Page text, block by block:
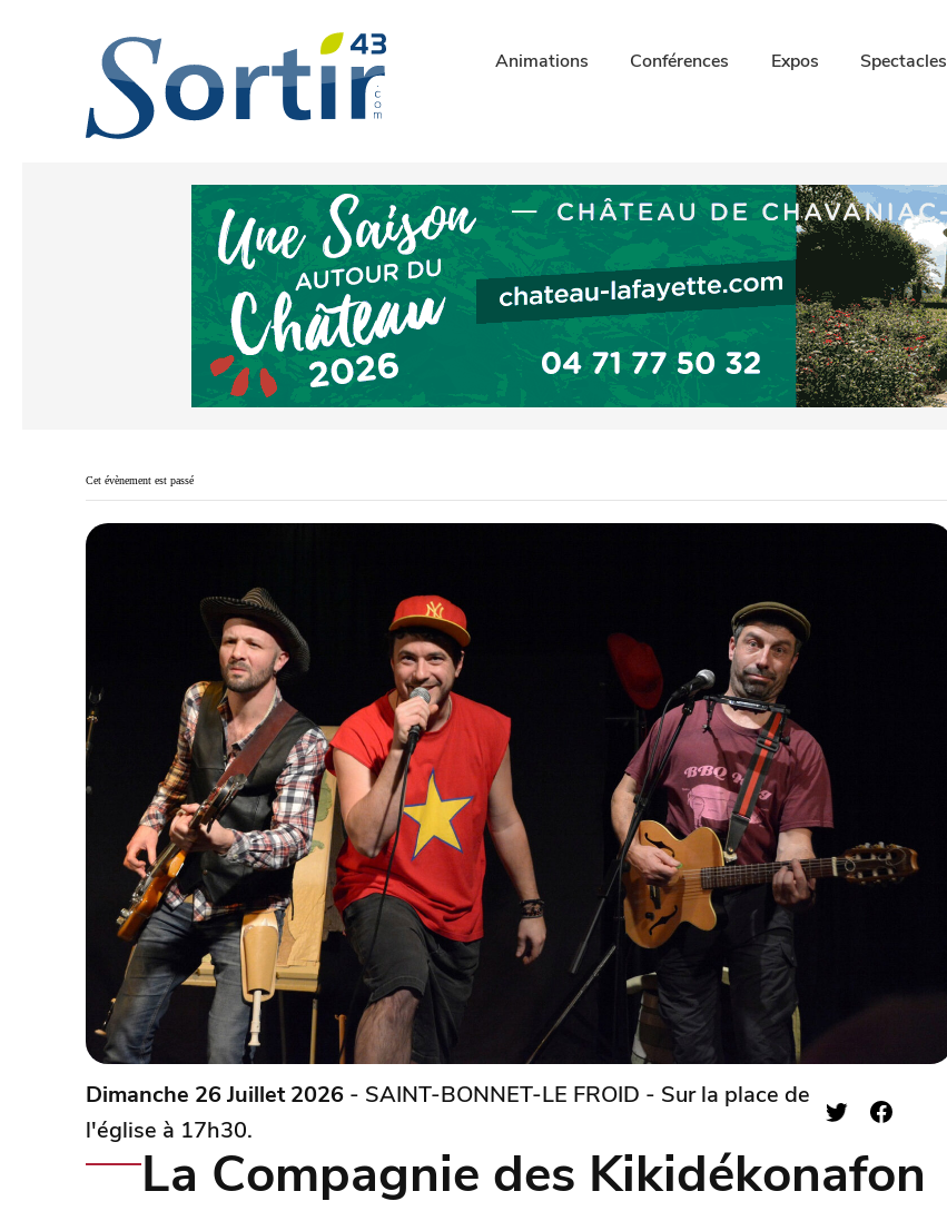
Animations Conférences Expos Spectacles
Cet évènement est passé
Dimanche 26 Juillet 2026 - SAINT-BONNET-LE FROID - Sur la place de
l'église à 17h30.
La Compagnie des Kikidékonafon